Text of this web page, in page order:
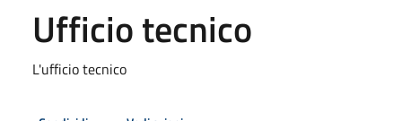
Ufficio tecnico
L'ufficio tecnico